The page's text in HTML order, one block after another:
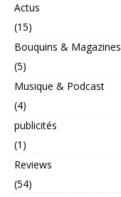
Actus
(15)
Bouquins & Magazines
(5)
Musique & Podcast
(4)
publicités
(1)
Reviews
(54)